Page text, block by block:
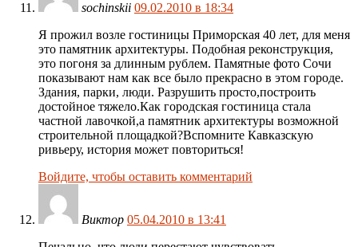
sochinskii 09.02.2010 в 18:34
Я прожил возле гостиницы Приморская 40 лет, для меня
это памятник архитектуры. Подобная реконструкция,
это погоня за длинным рублем. Памятные фото Сочи
показывают нам как все было прекрасно в этом городе.
Здания, парки, люди. Разрушить просто,построить
достойное тяжело.Как городская гостиница стала
частной лавочкой,а памятник архитектуры возможной
строительной площадкой?Вспомните Кавказскую
ривьеру, история может повториться!
Войдите, чтобы оставить комментарий
Виктор 05.04.2010 в 13:41